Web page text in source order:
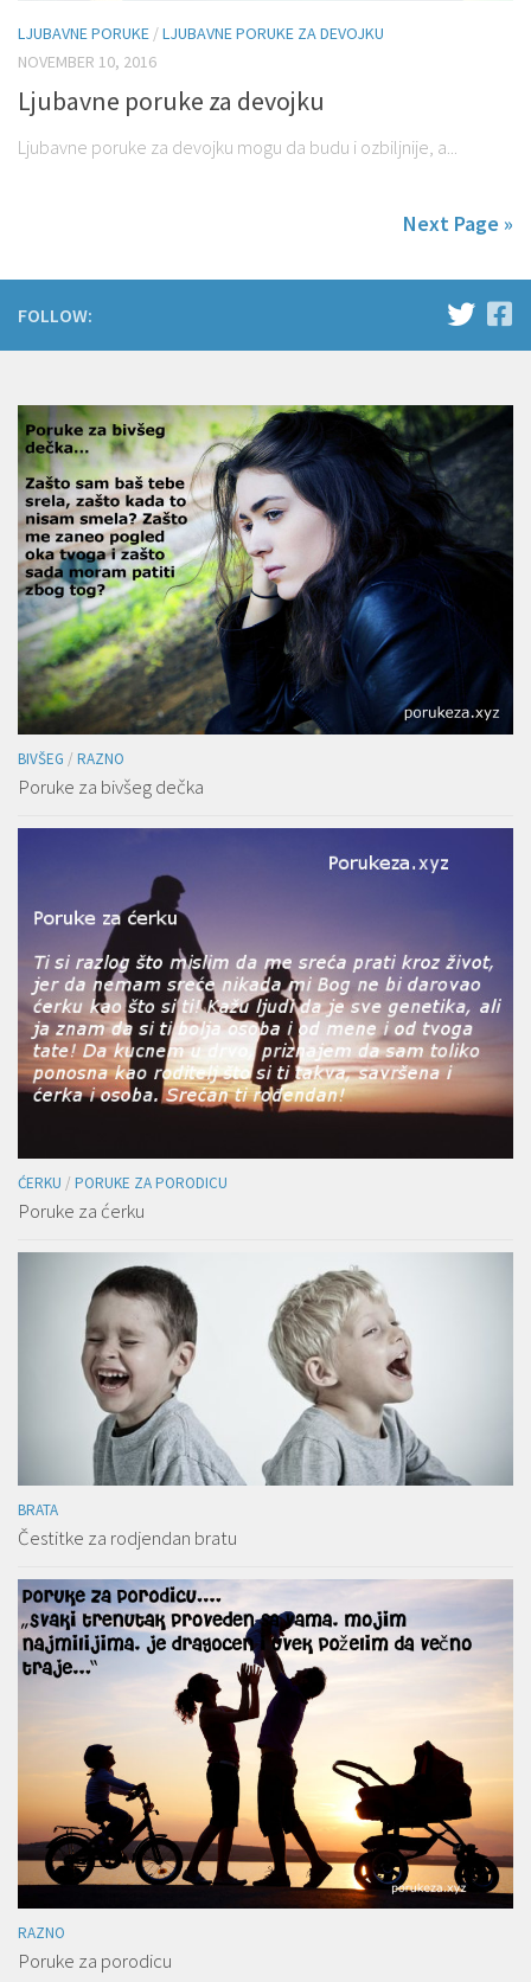
LJUBAVNE PORUKE /LJUBAVNE PORUKE ZA DEVOJKU
NOVEMBER 10, 2016
Ljubavne poruke za devojku
Ljubavne poruke za devojku mogu da budu i ozbiljnije, a...
Next Page »
FOLLOW:
BIVŠEG / RAZNO
Poruke za bivšeg dečka
ĆERKU / PORUKE ZA PORODICU
Poruke za ćerku
BRATA
Čestitke za rodjendan bratu
RAZNO
Poruke za porodicu